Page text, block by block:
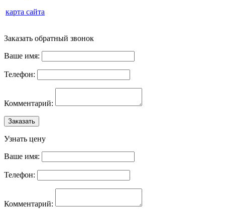
карта сайта
Заказать обратный звонок
Ваше имя:
Телефон:
Комментарий:
Заказать
Узнать цену
Ваше имя:
Телефон:
Комментарий: